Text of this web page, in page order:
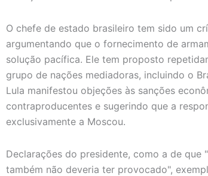
O chefe de estado brasileiro tem sido um
argumentando que o fornecimento de
solução pacífica. Ele tem proposto
grupo de nações mediadoras, incluindo o
Lula manifestou objeções às sanções
contraproducentes e sugerindo que a
exclusivamente a Moscou.
Declarações do presidente, como a de
também não deveria ter provocado",